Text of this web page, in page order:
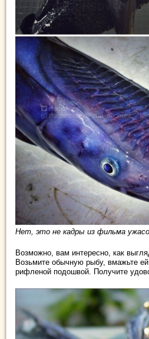
Нет, это не кадры из фильма
Возможно, вам интересно, как
Возьмите обычную рыбу, вмажьте
рифленой подошвой. Получите